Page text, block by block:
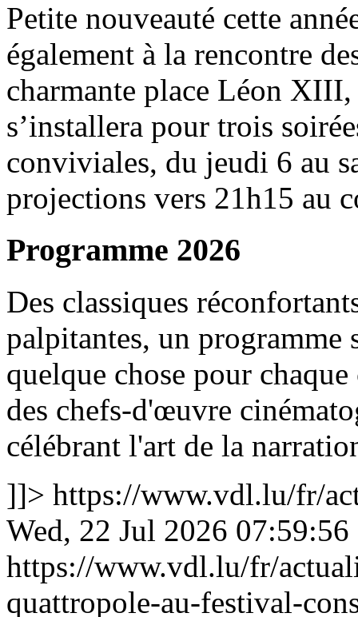
Petite nouveauté cette
également à la rencontre
charmante place Léon
s’installera pour trois
conviviales, du jeudi 6 au
projections vers 21h15 au
Programme 2026
Des classiques
palpitantes, un programme
quelque chose pour
des chefs-d'œuvre
célébrant l'art de la
]]> https://www.vdl.lu/fr/
Wed, 22 Jul 2026
https://www.vdl.lu/fr/
quattropole-au-festival-